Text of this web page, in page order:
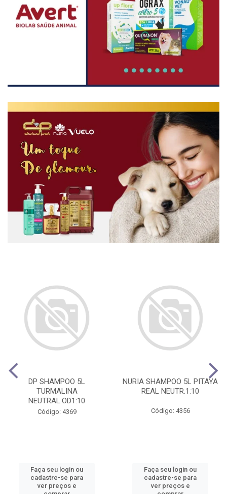
DP SHAMPOO 5L
TURMALINA
NEUTRAL.OD1:10
Código: 4369
Faça seu login ou
cadastre-se para
ver preços e
NURIA SHAMPOO 5L PITAYA
REAL NEUTR.1:10
Código: 4356
Faça seu login ou
cadastre-se para
ver preços e